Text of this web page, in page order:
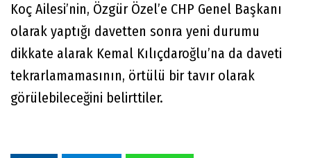
Koç Ailesi’nin, Özgür Özel’e CHP Genel Başkanı
olarak yaptığı davetten sonra yeni durumu
dikkate alarak Kemal Kılıçdaroğlu’na da daveti
tekrarlamamasının, örtülü bir tavır olarak
görülebileceğini belirttiler.